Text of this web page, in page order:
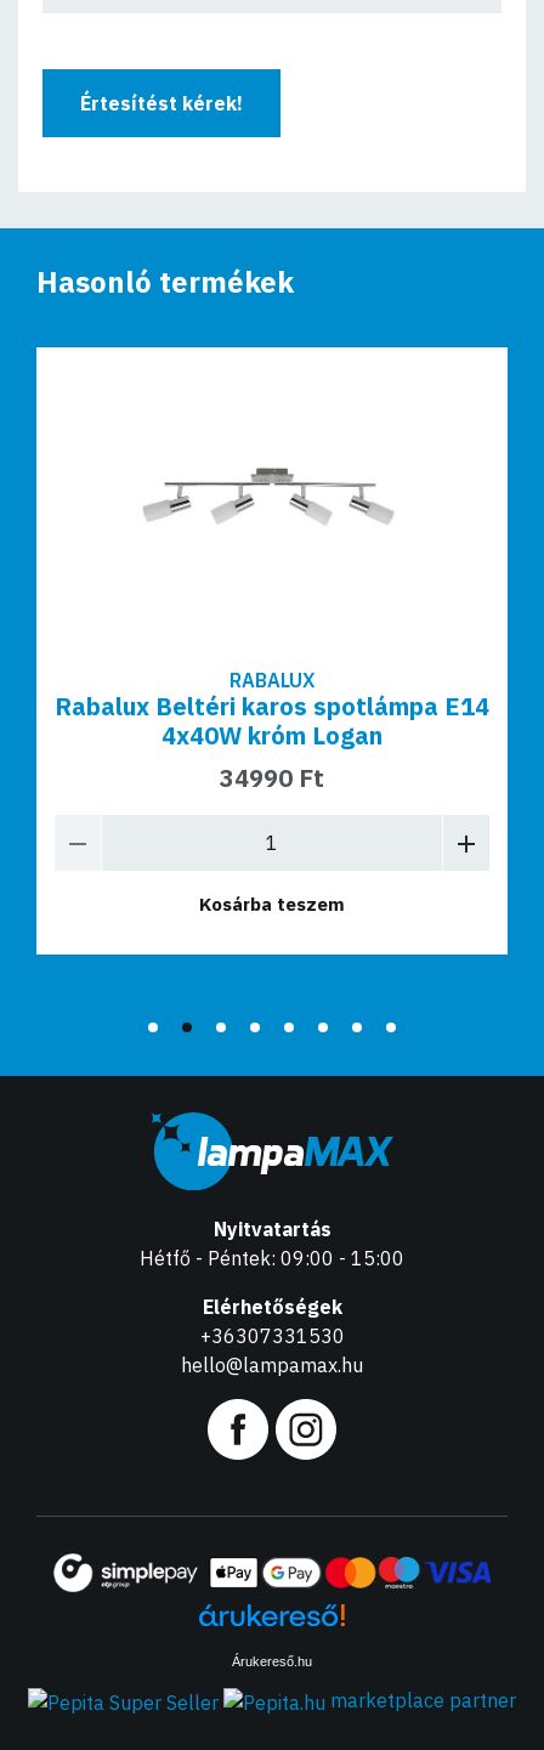
Értesítést kérek!
Hasonló termékek
RABALUX
Rabalux Beltéri karos spotlámpa E14
4x40W króm Logan
34990 Ft
Kosárba teszem
Nyitvatartás
Hétfő - Péntek: 09:00 - 15:00
Elérhetőségek
+36307331530
hello@lampamax.hu
Árukereső.hu
marketplace partner